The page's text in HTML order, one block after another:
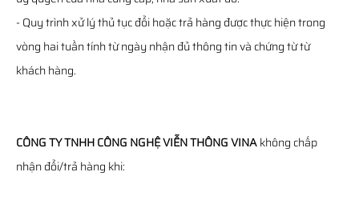
- Quy trình xử lý thủ tục đổi hoặc trả hàng được thực hiện trong
vòng hai tuần tính từ ngày nhận đủ thông tin và chứng từ từ
khách hàng.
CÔNG TY TNHH CÔNG NGHỆ VIỄN THÔNG VINAkhông chấp
nhận đổi/trả hàng khi: